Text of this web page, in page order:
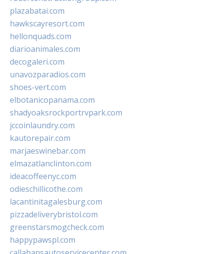
plazabatai.com
hawkscayresort.com
hellonquads.com
diarioanimales.com
decogaleri.com
unavozparadios.com
shoes-vert.com
elbotanicopanama.com
shadyoaksrockportrvpark.com
jccoinlaundry.com
kautorepair.com
marjaeswinebar.com
elmazatlanclinton.com
ideacoffeenyc.com
odieschillicothe.com
lacantinitagalesburg.com
pizzadeliverybristol.com
greenstarsmogcheck.com
happypawspl.com